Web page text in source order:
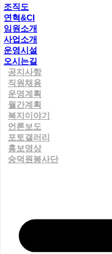
조직도
연혁&CI
임원소개
사업소개
운영시설
오시는길
공지사항
직원채용
운영계획
월간계획
복지이야기
언론보도
포토갤러리
홍보영상
숭덕원봉사단